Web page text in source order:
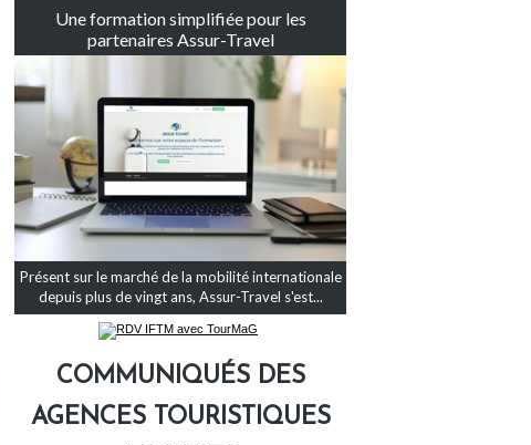
Une formation simplifiée pour les
partenaires Assur-Travel
Présent sur le marché de la mobilité internationale
depuis plus de vingt ans, Assur-Travel s'est...
COMMUNIQUÉS DES
AGENCES TOURISTIQUES